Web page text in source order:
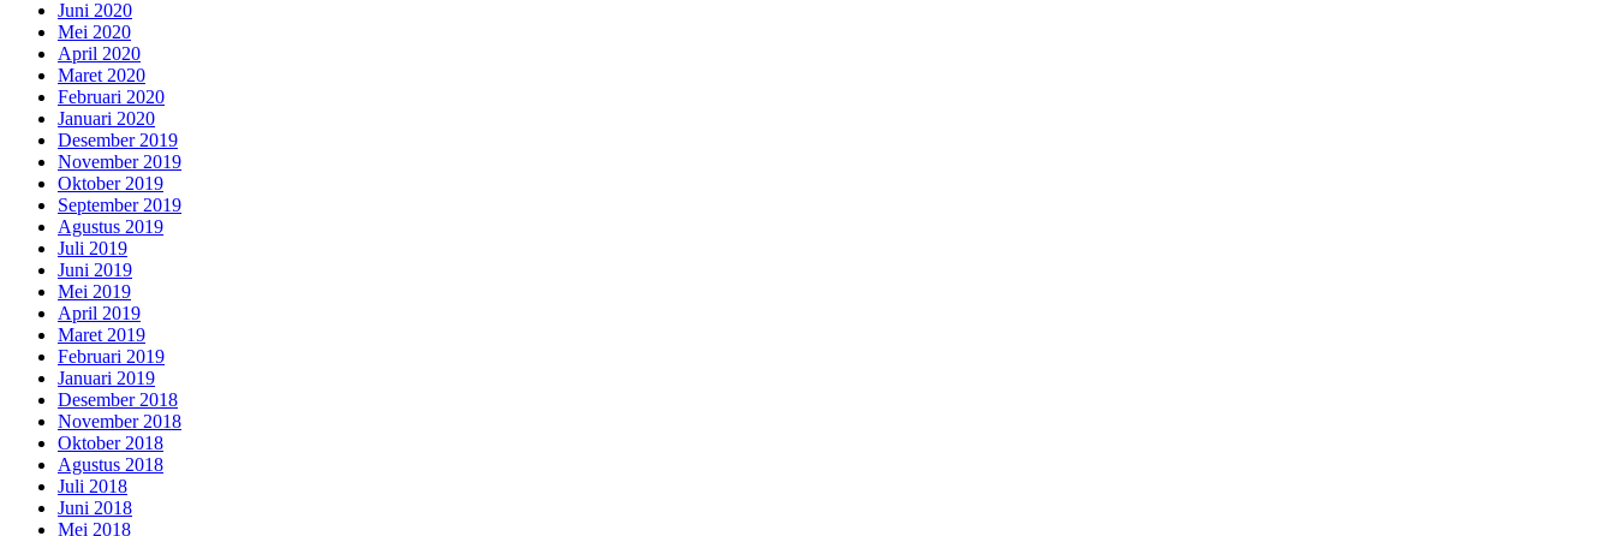
Juni 2020
Mei 2020
April 2020
Maret 2020
Februari 2020
Januari 2020
Desember 2019
November 2019
Oktober 2019
September 2019
Agustus 2019
Juli 2019
Juni 2019
Mei 2019
April 2019
Maret 2019
Februari 2019
Januari 2019
Desember 2018
November 2018
Oktober 2018
Agustus 2018
Juli 2018
Juni 2018
Mei 2018